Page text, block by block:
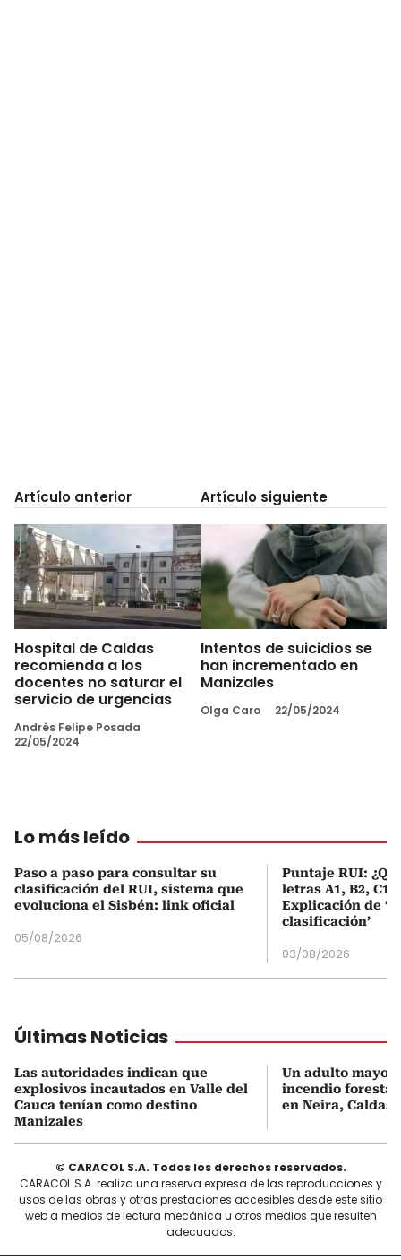
Artículo anterior
Hospital de Caldas
recomienda a los
docentes no saturar el
servicio de urgencias
Andrés Felipe Posada
22/05/2024
Artículo siguiente
Intentos de suicidios se
han incrementado en
Manizales
Olga Caro 22/05/2024
Lo más leído
Paso a paso para consultar su
clasificación del RUI, sistema que
evoluciona el Sisbén: link oficial
05/08/2026
Puntaje RUI:
letras A1, B2, C1
Explicación de
clasificación’
03/08/2026
Últimas Noticias
Las autoridades indican que
explosivos incautados en Valle del
Cauca tenían como destino
Manizales
Un adulto mayor
incendio forestal
en Neira, Caldas
© CARACOL S.A. Todos los derechos reservados.
CARACOL S.A. realiza una reserva expresa de las reproducciones y
usos de las obras y otras prestaciones accesibles desde este sitio
web a medios de lectura mecánica u otros medios que resulten
adecuados.